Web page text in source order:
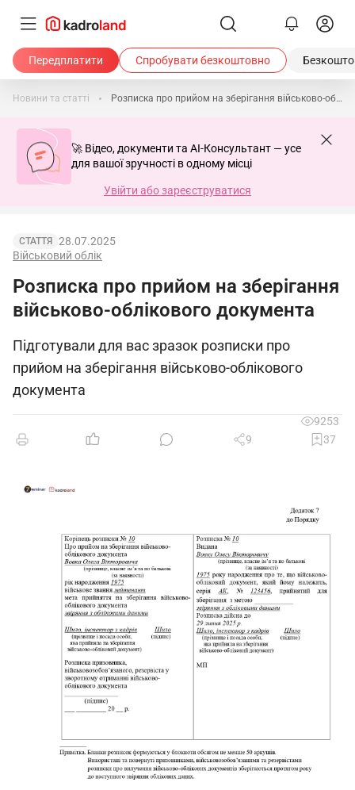
Передплатити Спробувати безкоштовно
Новини та статті Розписка про прийом на зберігання військово-облікового документа
🚀 Відео, документи та AI-Консультант — усе
для вашої зручності в одному місці
Увійти або зареєструватися
СТАТТЯ
Військовий облік
28.07.2025
Розписка про прийом на зберігання
військово-облікового документа
Підготували для вас зразок розписки про
прийом на зберігання військово-облікового
документа
9253
9
37